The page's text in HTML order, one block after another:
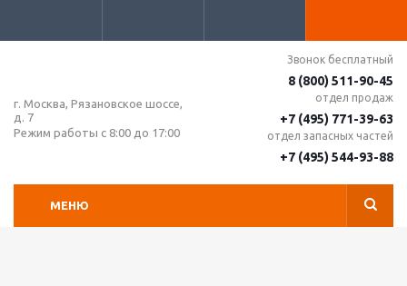
г. Москва, Рязановское шоссе,
д. 7
Режим работы с 8:00 до 17:00
Звонок бесплатный
8 (800) 511-90-45
отдел продаж
+7 (495) 771-39-63
отдел запасных частей
+7 (495) 544-93-88
МЕНЮ